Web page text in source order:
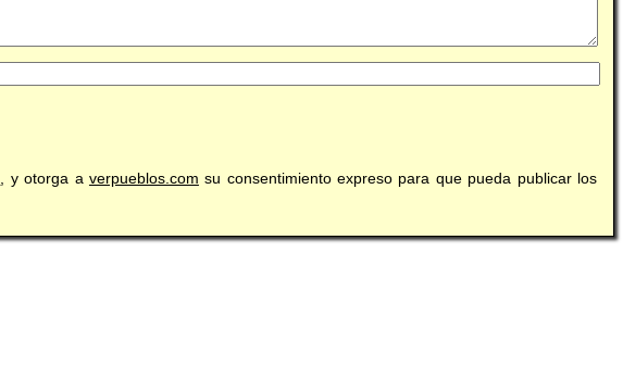
, y otorga a verpueblos.com su consentimiento expreso para que pueda publicar los